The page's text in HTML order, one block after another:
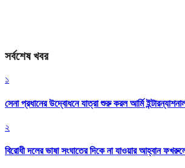
সর্বশেষ খবর
১
সেনা প্রধানের উদ্বোধনে যাত্রা শুরু করল আর্মি
২
বিরোধী দলের ভাষা সংঘাতের দিকে না যাওয়ার আহ্বান